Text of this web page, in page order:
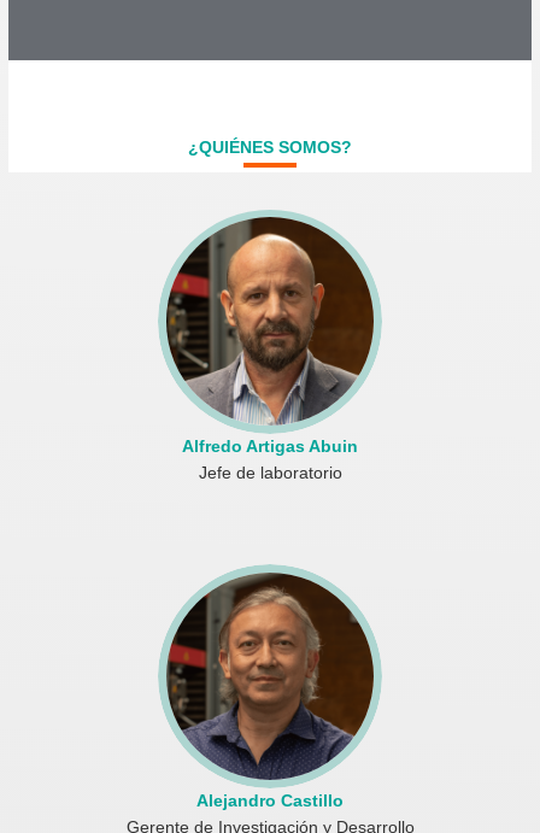
¿QUIÉNES SOMOS?
Alfredo Artigas Abuin
Jefe de laboratorio
Alejandro Castillo
Gerente de Investigación y Desarrollo